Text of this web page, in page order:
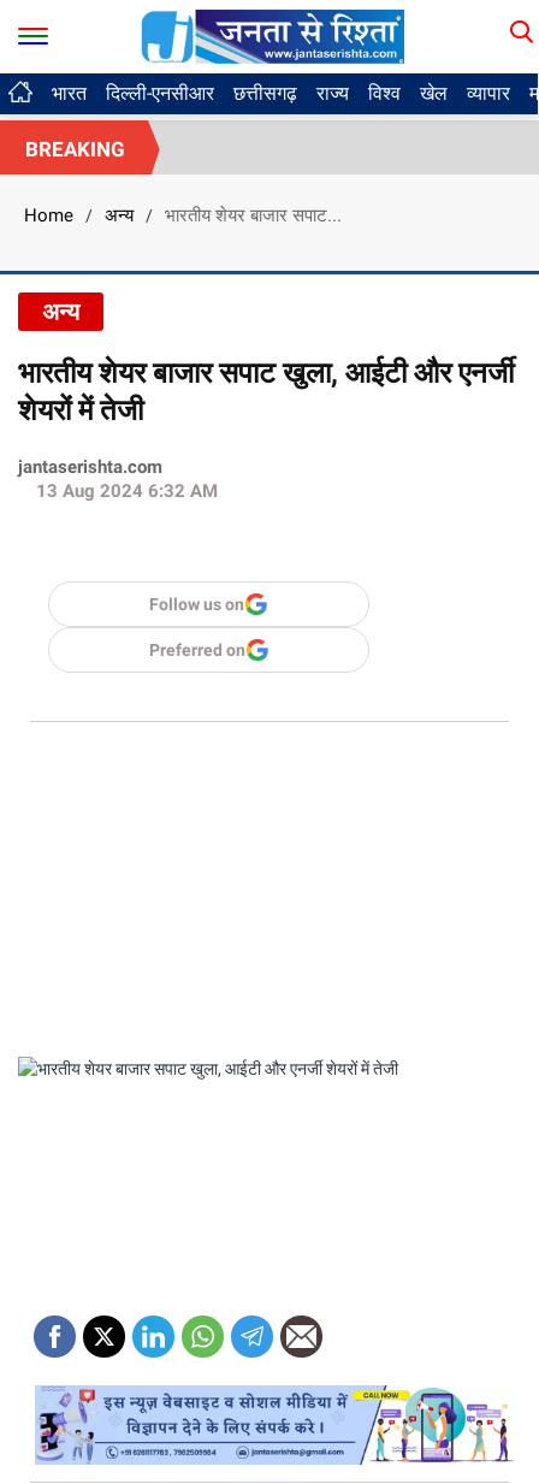
भारत दिल्ली-एनसीआर छत्तीसगढ़ राज्य विश्व खेल व्यापार
BREAKING
Home / अन्य / भारतीय शेयर बाजार सपाट...
अन्य
भारतीय शेयर बाजार सपाट खुला, आईटी और एनर्जी
शेयरों में तेजी
jantaserishta.com
13 Aug 2024 6:32 AM
Follow us on
Preferred on